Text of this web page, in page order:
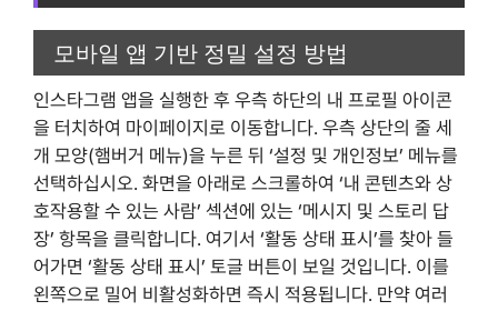
모바일 앱 기반 정밀 설정 방법
인스타그램 앱을 실행한 후 우측 하단의 내 프로필 아이콘
을 터치하여 마이페이지로 이동합니다. 우측 상단의 줄 세
개 모양(햄버거 메뉴)을 누른 뒤 ‘설정 및 개인정보’ 메뉴를
선택하십시오. 화면을 아래로 스크롤하여 ‘내 콘텐츠와 상
호작용할 수 있는 사람’ 섹션에 있는 ‘메시지 및 스토리 답
장’ 항목을 클릭합니다. 여기서 ‘활동 상태 표시’를 찾아 들
어가면 ‘활동 상태 표시’ 토글 버튼이 보일 것입니다. 이를
왼쪽으로 밀어 비활성화하면 즉시 적용됩니다. 만약 여러